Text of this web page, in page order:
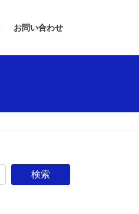
お問い合わせ